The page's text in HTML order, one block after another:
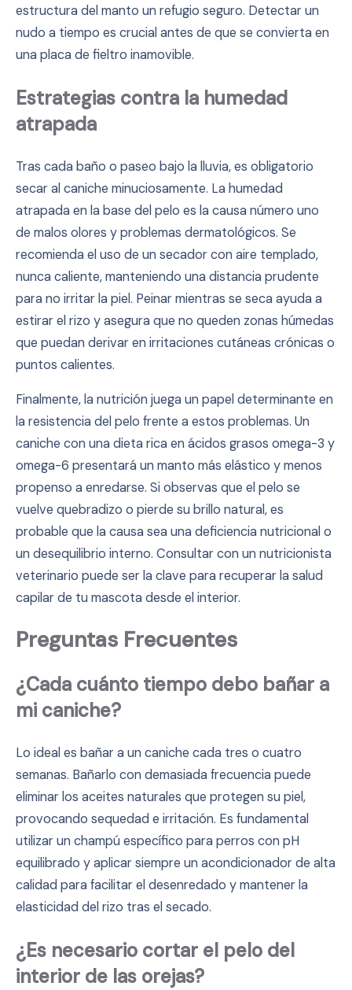
estructura del manto un refugio seguro. Detectar un
nudo a tiempo es crucial antes de que se convierta en
una placa de fieltro inamovible.
Estrategias contra la humedad
atrapada
Tras cada baño o paseo bajo la lluvia, es obligatorio
secar al caniche minuciosamente. La humedad
atrapada en la base del pelo es la causa número uno
de malos olores y problemas dermatológicos. Se
recomienda el uso de un secador con aire templado,
nunca caliente, manteniendo una distancia prudente
para no irritar la piel. Peinar mientras se seca ayuda a
estirar el rizo y asegura que no queden zonas húmedas
que puedan derivar en irritaciones cutáneas crónicas o
puntos calientes.
Finalmente, la nutrición juega un papel determinante en
la resistencia del pelo frente a estos problemas. Un
caniche con una dieta rica en ácidos grasos omega-3 y
omega-6 presentará un manto más elástico y menos
propenso a enredarse. Si observas que el pelo se
vuelve quebradizo o pierde su brillo natural, es
probable que la causa sea una deficiencia nutricional o
un desequilibrio interno. Consultar con un nutricionista
veterinario puede ser la clave para recuperar la salud
capilar de tu mascota desde el interior.
Preguntas Frecuentes
¿Cada cuánto tiempo debo bañar a
mi caniche?
Lo ideal es bañar a un caniche cada tres o cuatro
semanas. Bañarlo con demasiada frecuencia puede
eliminar los aceites naturales que protegen su piel,
provocando sequedad e irritación. Es fundamental
utilizar un champú específico para perros con pH
equilibrado y aplicar siempre un acondicionador de alta
calidad para facilitar el desenredado y mantener la
elasticidad del rizo tras el secado.
¿Es necesario cortar el pelo del
interior de las orejas?